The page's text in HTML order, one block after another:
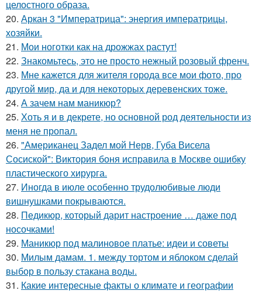
целостного образа.
20. Аркан 3 "Императрица": энергия императрицы,
хозяйки.
21. Мои ноготки как на дрожжах растут!
22. Знакомьтесь, это не просто нежный розовый френч.
23. Мне кажется для жителя города все мои фото, про
другой мир, да и для некоторых деревенских тоже.
24. А зачем нам маникюр?
25. Хоть я и в декрете, но основной род деятельности из
меня не пропал.
26. "Американец Задел мой Нерв, Губа Висела
Сосиской": Виктория боня исправила в Москве ошибку
пластического хирурга.
27. Иногда в июле особенно трудолюбивые люди
вишнушками покрываются.
28. Педикюр, который дарит настроение … даже под
носочками!
29. Маникюр под малиновое платье: идеи и советы
30. Милым дамам. 1. между тортом и яблоком сделай
выбор в пользу стакана воды.
31. Какие интересные факты о климате и географии